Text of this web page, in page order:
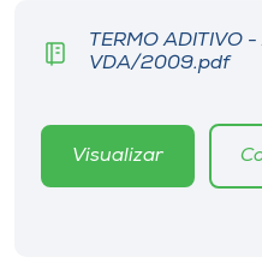
TERMO ADITIVO
VDA/2009.pdf
Visualizar